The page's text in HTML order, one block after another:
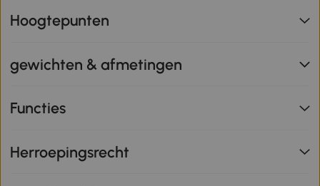
Hoogtepunten
gewichten & afmetingen
Functies
Herroepingsrecht